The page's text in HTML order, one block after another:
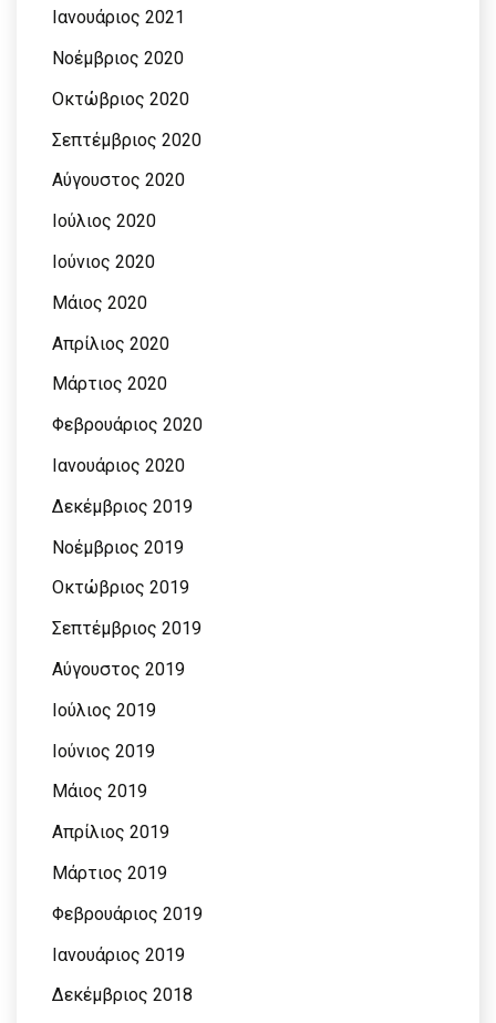
Ιανουάριος 2021
Νοέμβριος 2020
Οκτώβριος 2020
Σεπτέμβριος 2020
Αύγουστος 2020
Ιούλιος 2020
Ιούνιος 2020
Μάιος 2020
Απρίλιος 2020
Μάρτιος 2020
Φεβρουάριος 2020
Ιανουάριος 2020
Δεκέμβριος 2019
Νοέμβριος 2019
Οκτώβριος 2019
Σεπτέμβριος 2019
Αύγουστος 2019
Ιούλιος 2019
Ιούνιος 2019
Μάιος 2019
Απρίλιος 2019
Μάρτιος 2019
Φεβρουάριος 2019
Ιανουάριος 2019
Δεκέμβριος 2018